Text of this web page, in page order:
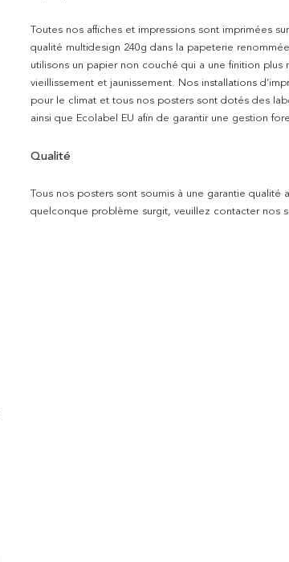
Toutes nos affiches et impressions sont imprimées
qualité multidesign 240g dans la papeterie
utilisons un papier non couché qui a une finition plus
vieillissement et jaunissement. Nos installations
pour le climat et tous nos posters sont dotés des
ainsi que Ecolabel EU afin de garantir une gestion
Qualité
Tous nos posters sont soumis à une garantie qualité
quelconque problème surgit, veuillez contacter nos